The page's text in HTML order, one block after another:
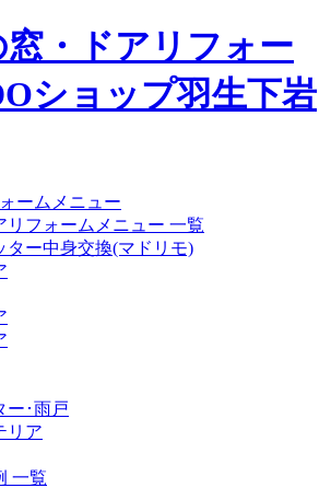
ームメニュー
リフォームメニュー 一覧
ター中身交換(マドリモ)
ー･雨戸
リア
一覧